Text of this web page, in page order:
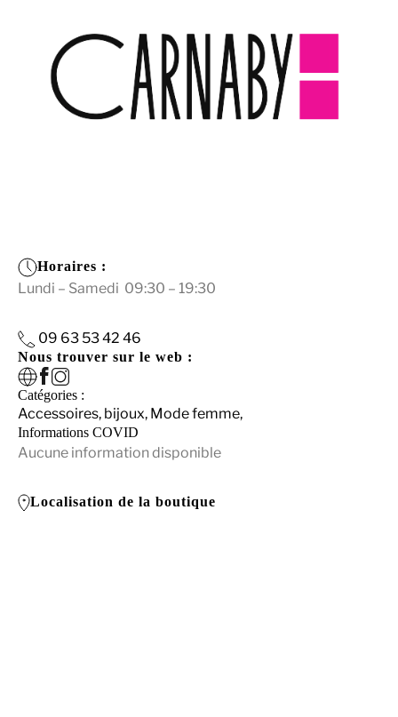
Horaires :
Lundi – Samedi 09:30 – 19:30
09 63 53 42 46
Nous trouver sur le web :
Catégories :
Accessoires, bijoux, Mode femme,
Informations COVID
Aucune information disponible
Localisation de la boutique